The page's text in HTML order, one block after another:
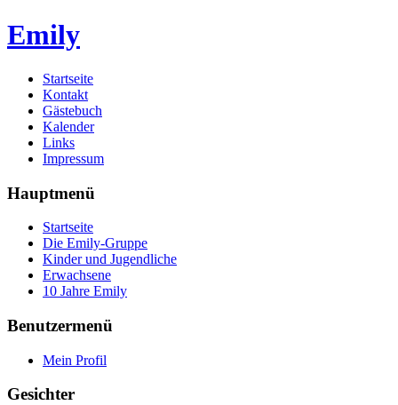
Emily
Startseite
Kontakt
Gästebuch
Kalender
Links
Impressum
Hauptmenü
Startseite
Die Emily-Gruppe
Kinder und Jugendliche
Erwachsene
10 Jahre Emily
Benutzermenü
Mein Profil
Gesichter